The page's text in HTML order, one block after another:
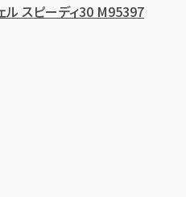
ル スピーディ30 M95397